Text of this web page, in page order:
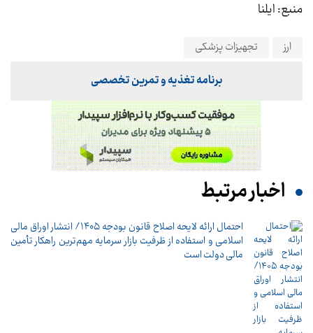
منبع: ایلنا
ارز تجهیزات پزشکی
برنامه تغذیه و تمرین تخصصی
اخبار مرتبط
احتمال ارائه لایحه اصلاح قانون بودجه ۱۴۰۵/ انتشار اوراق مالی
اسلامی و استفاده از ظرفیت بازار سرمایه مهم‌ترین راهکار تأمین
مالی دولت است